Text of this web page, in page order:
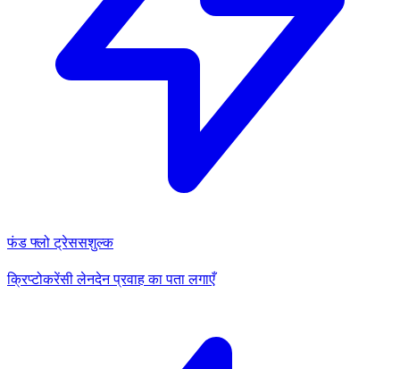
फंड फ्लो ट्रेससशुल्क
क्रिप्टोकरेंसी लेनदेन प्रवाह का पता लगाएँ